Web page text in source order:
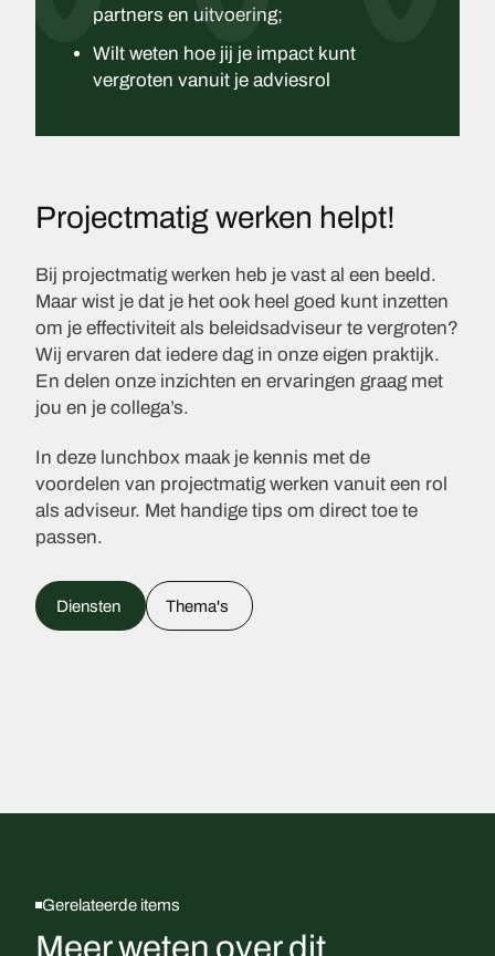
partners en uitvoering;
Wilt weten hoe jij je impact kunt
vergroten vanuit je adviesrol
Projectmatig werken helpt!
Bij projectmatig werken heb je vast al een beeld.
Maar wist je dat je het ook heel goed kunt inzetten
om je effectiviteit als beleidsadviseur te vergroten?
Wij ervaren dat iedere dag in onze eigen praktijk.
En delen onze inzichten en ervaringen graag met
jou en je collega’s.
In deze lunchbox maak je kennis met de
voordelen van projectmatig werken vanuit een rol
als adviseur. Met handige tips om direct toe te
passen.
Diensten Thema's
Gerelateerde items
Meer weten over dit